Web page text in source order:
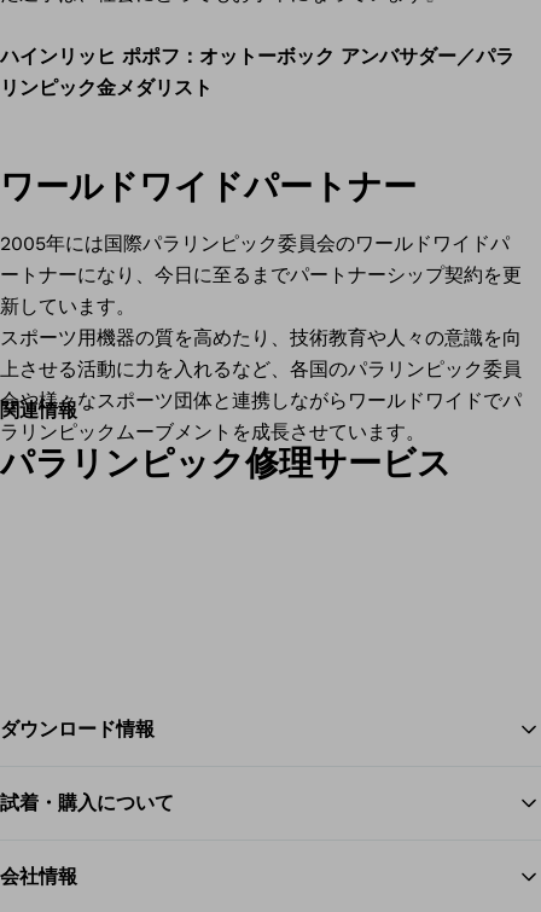
ハインリッヒ ポポフ：オットーボック アンバサダー／パラ
リンピック金メダリスト
ワールドワイドパートナー
2005年には国際パラリンピック委員会のワールドワイドパ
ートナーになり、今日に至るまでパートナーシップ契約を更
新しています。
スポーツ用機器の質を高めたり、技術教育や人々の意識を向
上させる活動に力を入れるなど、各国のパラリンピック委員
会や様々なスポーツ団体と連携しながらワールドワイドでパ
ラリンピックムーブメントを成長させています。
関連情報
パラリンピック修理サービス
ダウンロード情報
試着・購入について
会社情報